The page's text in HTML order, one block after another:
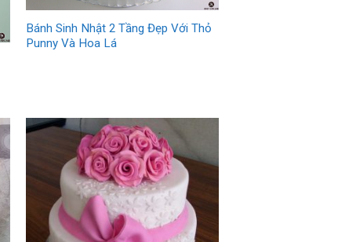
Bánh Sinh Nhật 2 Tầng Đẹp Với Thỏ
Punny Và Hoa Lá